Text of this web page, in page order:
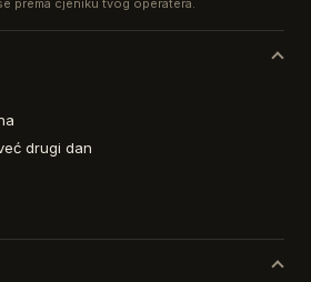
prema cjeniku tvog operatera.
drugi dan